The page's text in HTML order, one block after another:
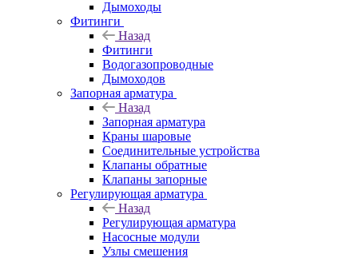
Дымоходы
Фитинги
Назад
Фитинги
Водогазопроводные
Дымоходов
Запорная арматура
Назад
Запорная арматура
Краны шаровые
Соединительные устройства
Клапаны обратные
Клапаны запорные
Регулирующая арматура
Назад
Регулирующая арматура
Насосные модули
Узлы смешения